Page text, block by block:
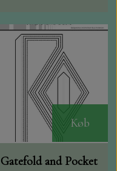
Køb
Gatefold and Pocket